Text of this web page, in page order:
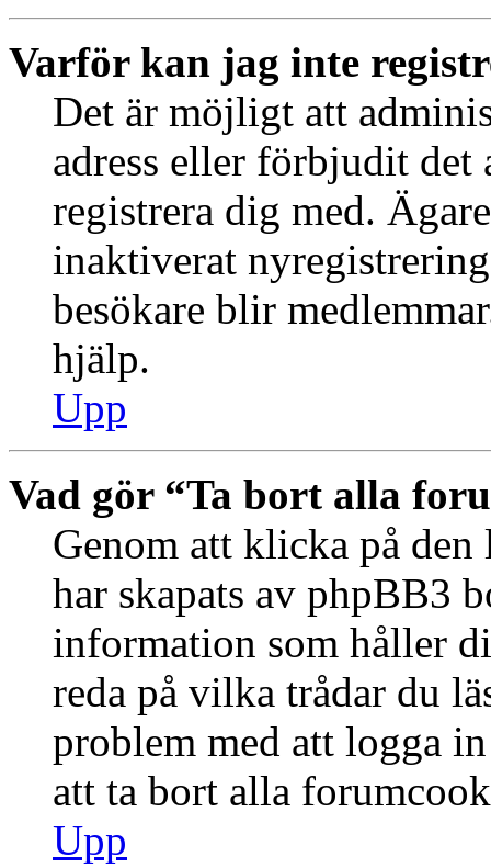
Varför kan jag inte
Det är möjligt att
adress eller förbjudit det
registrera dig med.
inaktiverat
besökare blir
hjälp.
Upp
Vad gör “Ta bort alla
Genom att klicka på den
har skapats av phpBB3
information som håller
reda på vilka trådar du
problem med att logga
att ta bort alla
Upp